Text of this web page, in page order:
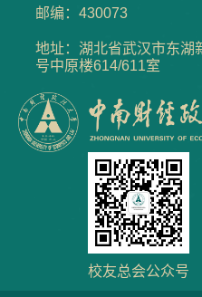
邮编：430073
地址：湖北省武汉市东湖
号中原楼614/611室
校友总会公众号